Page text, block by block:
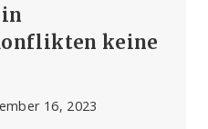
keine
16, 2023